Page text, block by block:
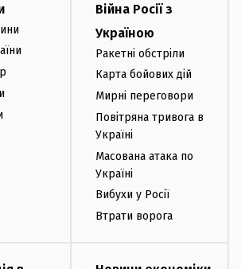
Війна Росії з
Україною
Ракетні обстріли
Карта бойових дій
Мирні переговори
Повітряна тривога в
Україні
Масована атака по
Україні
Вибухи у Росії
Втрати ворога